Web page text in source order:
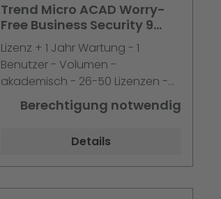
Trend Micro ACAD Worry-
Free Business Security 9
Standard 26-50 Liz. + 1J.
Maint. 5er Schr.
Lizenz + 1 Jahr Wartung - 1
Benutzer - Volumen -
akademisch - 26-50 Lizenzen -
Win - Multilingual
Berechtigung notwendig
Details